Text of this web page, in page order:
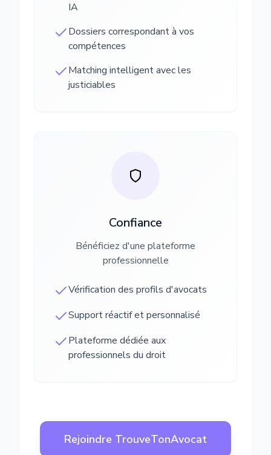
IA
Dossiers correspondant à vos
compétences
Matching intelligent avec les
justiciables
Confiance
Bénéficiez d'une plateforme
professionnelle
Vérification des profils d'avocats
Support réactif et personnalisé
Plateforme dédiée aux
professionnels du droit
Rejoindre TrouveTonAvocat